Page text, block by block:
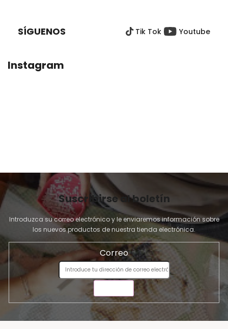
SÍGUENOS Tik Tok Youtube
Instagram
Suscribirse al boletín
Introduzca su correo electrónico y le enviaremos información sobre
los nuevos productos de nuestra tienda electrónica.
Correo